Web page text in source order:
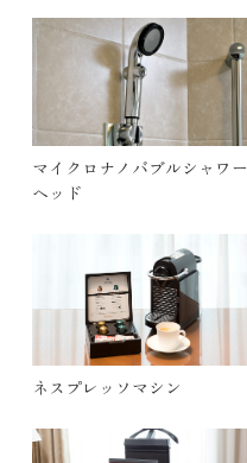
マイクロナノバブルシャワー
ヘッド
ネスプレッソマシン